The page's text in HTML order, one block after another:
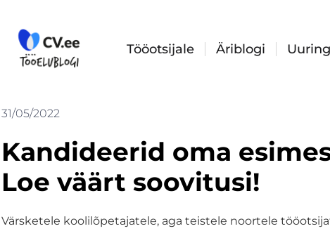
content
Tööotsijale Äriblogi
31/05/2022
Kandideerid oma
Loe väärt soovitusi!
Värsketele koolilõpetajatele, aga teistele noortele